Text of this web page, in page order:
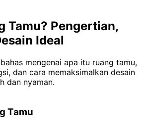
Tamu? Pengertian,
Ideal
mengenai apa itu ruang tamu,
dan cara memaksimalkan desain
dan nyaman.
Tamu